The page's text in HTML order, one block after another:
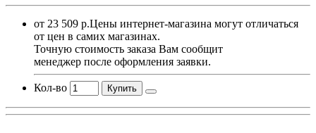
от 23 509 р.Цены интернет-магазина могут отличаться
от цен в самих магазинах.
Точную стоимость заказа Вам сообщит
менеджер после оформления заявки.
Кол-во Купить